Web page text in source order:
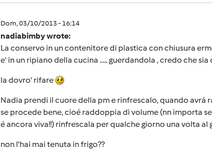
Dom, 03/10/2013 - 16:14
nadiabimby wrote:
La conservo in un contenitore di plastica con chiusura
e' in un ripiano della cucina ..... guerdandola , credo che
la dovro' rifare
Nadia prendi il cuore della pm e rinfrescalo, quando
se procede bene, cioé raddoppia di volume (nn importa
é ancora viva!!) rinfrescala per qualche giorno una volta al
non l'hai mai tenuta in frigo??